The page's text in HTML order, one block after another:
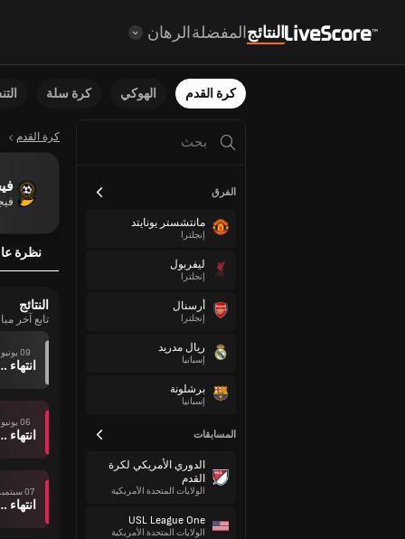
النتائجالمفضلةالرهان
كرة القدم الهوكي كرة سلة
الفرق
مانتشستر يونايتد
إنجلترا
ليفربول
إنجلترا
أرسنال
إنجلترا
ريال مدريد
إسبانيا
برشلونة
إسبانيا
المسابقات
الدوري الأمريكي لكرة
القدم
الولايات المتحدة الأمريكية
USL League One
الولايات المتحدة الأمريكية
كرة القدم
نظرة
النتائج
تابع آخر
09 يونيو
انتهاء
06 يونيو
انتهاء
07 سبتمبر
انتهاء